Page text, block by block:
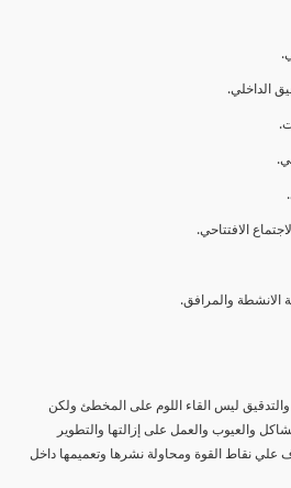
ليس القاء اللوم على المخطئ ولكن
والعيوب والعمل على إزالتها والتطوير
علي نقاط القوة ومحاولة نشرها وتعميمها داخل